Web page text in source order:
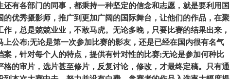
有各部门的同事，都秉持一种坚定的信念和志愿，就是要利用国
的优秀摄影师，推广到更加广阔的国际舞台，让他们的作品，在聚
，总是兢兢业业，不敢马虎。无论多晚，只要比赛的结果出来，
上公布;无论是第一次参加比赛的影友，还是已经在国内很有名气
案，针对每个人的特点，提供有针对性的比赛;无论是参加何种比
的审片，选片甚至修片，反复讨论，修改，才最终定稿。只有通